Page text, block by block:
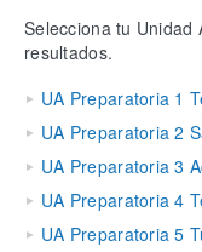
Selecciona tu Unidad
resultados.
UA Preparatoria 1
UA Preparatoria 2
UA Preparatoria 3
UA Preparatoria 4
UA Preparatoria 5